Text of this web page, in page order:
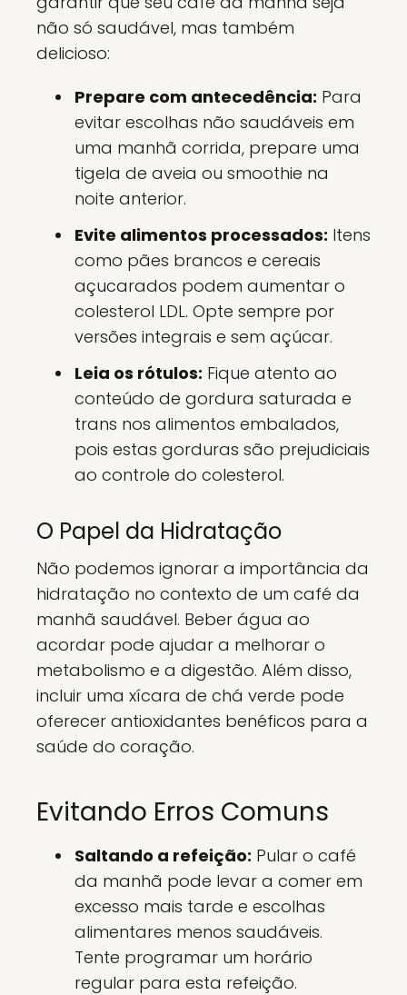
não só saudável, mas também
delicioso:
Prepare com antecedência: Para
evitar escolhas não saudáveis em
uma manhã corrida, prepare uma
tigela de aveia ou smoothie na
noite anterior.
Evite alimentos processados: Itens
como pães brancos e cereais
açucarados podem aumentar o
colesterol LDL. Opte sempre por
versões integrais e sem açúcar.
Leia os rótulos: Fique atento ao
conteúdo de gordura saturada e
trans nos alimentos embalados,
pois estas gorduras são prejudiciais
ao controle do colesterol.
O Papel da Hidratação
Não podemos ignorar a importância da
hidratação no contexto de um café da
manhã saudável. Beber água ao
acordar pode ajudar a melhorar o
metabolismo e a digestão. Além disso,
incluir uma xícara de chá verde pode
oferecer antioxidantes benéficos para a
saúde do coração.
Evitando Erros Comuns
Saltando a refeição: Pular o café
da manhã pode levar a comer em
excesso mais tarde e escolhas
alimentares menos saudáveis.
Tente programar um horário
regular para esta refeição.